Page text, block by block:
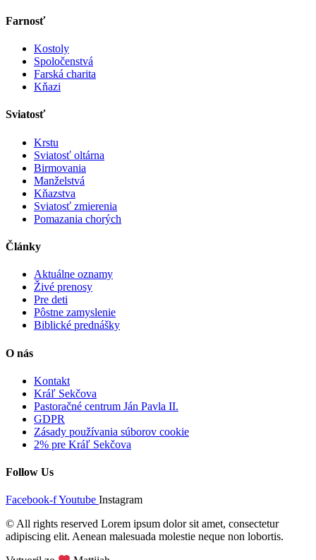
Farnosť
Kostoly
Spoločenstvá
Farská charita
Kňazi
Sviatosť
Krstu
Sviatosť oltárna
Birmovania
Manželstvá
Kňazstva
Sviatosť zmierenia
Pomazania chorých
Články
Aktuálne oznamy
Živé prenosy
Pre deti
Pôstne zamyslenie
Biblické prednášky
O nás
Kontakt
Kráľ Sekčova
Pastoračné centrum Ján Pavla II.
GDPR
Zásady používania súborov cookie
2% pre Kráľ Sekčova
Follow Us
Facebook-fYoutube Instagram
© All rights reserved Lorem ipsum dolor sit amet, consectetur
adipiscing elit. Aenean malesuada molestie neque non lobortis.